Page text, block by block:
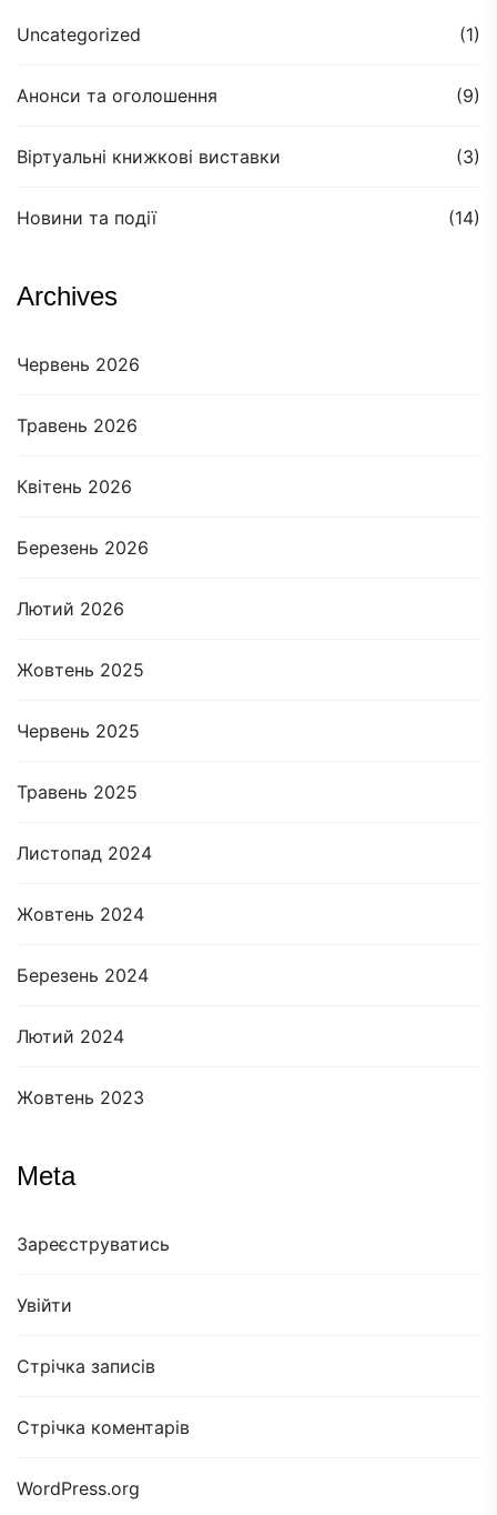
Uncategorized (1)
Анонси та оголошення (9)
Віртуальні книжкові виставки (3)
Новини та події (14)
Archives
Червень 2026
Травень 2026
Квітень 2026
Березень 2026
Лютий 2026
Жовтень 2025
Червень 2025
Травень 2025
Листопад 2024
Жовтень 2024
Березень 2024
Лютий 2024
Жовтень 2023
Meta
Зареєструватись
Увійти
Стрічка записів
Стрічка коментарів
WordPress.org